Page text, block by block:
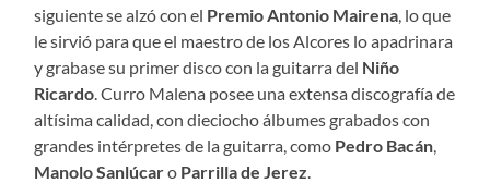
siguiente se alzó con el Premio Antonio Mairena , lo que
le sirvió para que el maestro de los Alcores lo apadrinara
y grabase su primer disco con la guitarra del Niño
Ricardo . Curro Malena posee una extensa discografía de
altísima calidad, con dieciocho álbumes grabados con
grandes intérpretes de la guitarra, como Pedro Bacán
Manolo Sanlúcaro Parrilla de Jerez